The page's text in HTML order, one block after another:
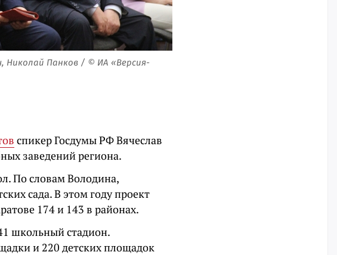
Николай Панков / © ИА «Версия-
спикер Госдумы РФ Вячеслав
заведений региона.
По словам Володина,
сада. В этом году проект
174 и 143 в районах.
школьный стадион.
и 220 детских площадок